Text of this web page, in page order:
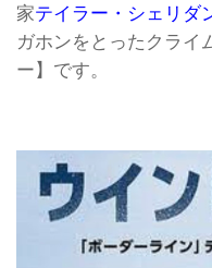
家テイラー・シェリダ
ガホンをとったクライ
ー】です。